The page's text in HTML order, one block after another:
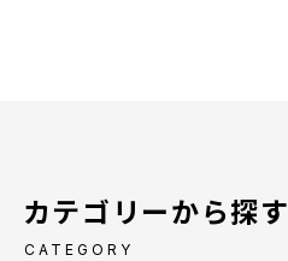
カテゴリーから探す
CATEGORY